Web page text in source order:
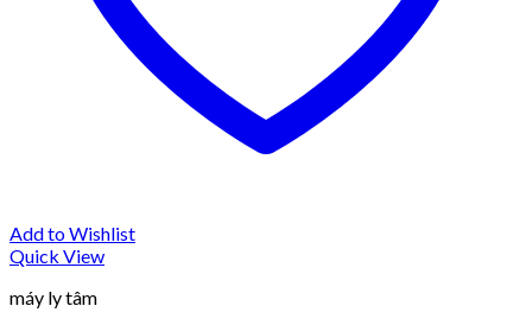
Add to Wishlist
Quick View
máy ly tâm